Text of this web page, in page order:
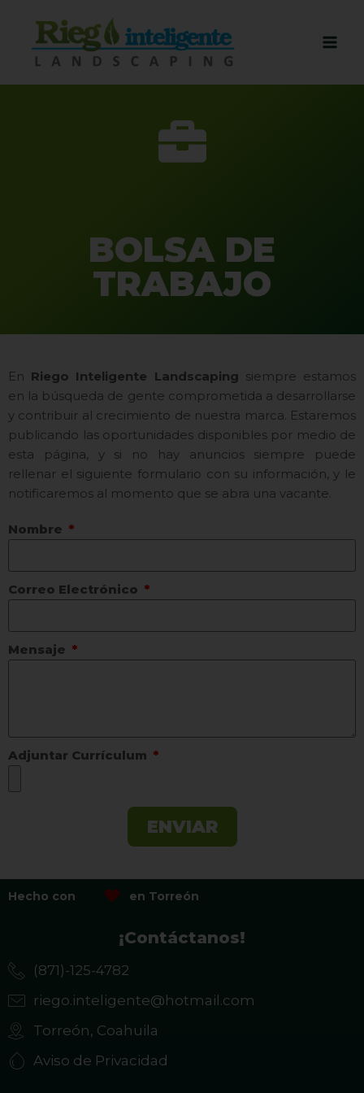
BOLSA DE
TRABAJO
En Riego Inteligente Landscaping siempre estamos
en la búsqueda de gente comprometida a desarrollarse
y contribuir al crecimiento de nuestra marca. Estaremos
publicando las oportunidades disponibles por medio de
esta página, y si no hay anuncios siempre puede
rellenar el siguiente formulario con su información, y le
notificaremos al momento que se abra una vacante.
Nombre
Correo Electrónico
Mensaje
Adjuntar Currículum
ENVIAR
Hecho con en Torreón
¡Contáctanos!
(871)-125-4782
riego.inteligente@hotmail.com
Torreón, Coahuila
Aviso de Privacidad